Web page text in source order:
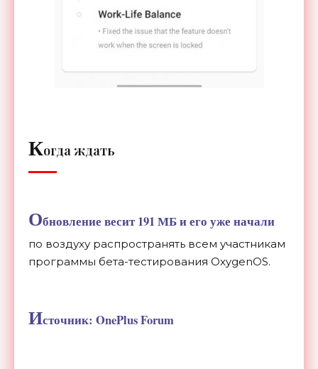
Когда ждать
Обновление весит 191 МБ и его уже начали
по воздуху распространять всем участникам
программы бета-тестирования OxygenOS.
Источник: OnePlus Forum